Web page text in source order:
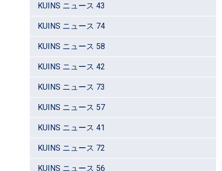
KUINS ニュース 43
KUINS ニュース 74
KUINS ニュース 58
KUINS ニュース 42
KUINS ニュース 73
KUINS ニュース 57
KUINS ニュース 41
KUINS ニュース 72
KUINS ニュース 56